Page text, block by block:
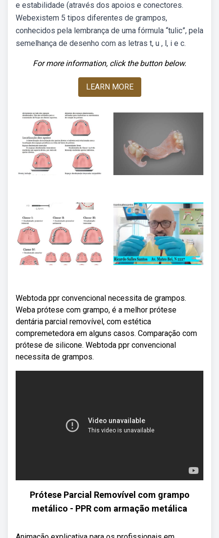
e estabilidade (através dos apoios e conectores.
Webexistem 5 tipos diferentes de grampos,
conhecidos pela lembrança de uma fórmula “tulic”, pela
semelhança de desenho com as letras t, u , l, i e c.
For more information, click the button below.
LEARN MORE
Webtoda ppr convencional necessita de grampos.
Weba prótese com grampo, é a melhor prótese
dentária parcial removível, com estética
compremetedora em alguns casos. Comparação com
prótese de silicone. Webtoda ppr convencional
necessita de grampos.
Prótese Parcial Removível com grampo
metálico - PPR com armação metálica